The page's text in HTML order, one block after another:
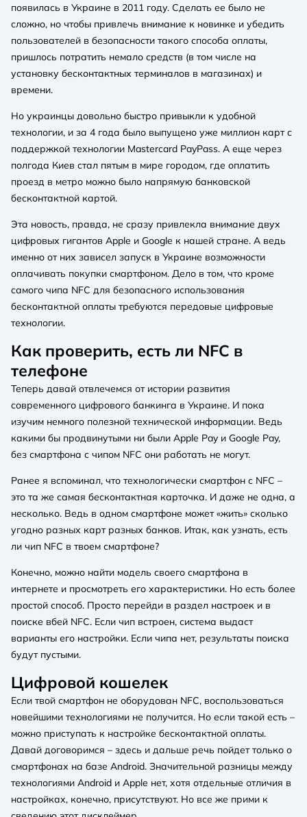
появилась в Украине в 2011 году. Сделать ее было не
сложно, но чтобы привлечь внимание к новинке и убедить
пользователей в безопасности такого способа оплаты,
пришлось потратить немало средств (в том числе на
установку бесконтактных терминалов в магазинах) и
времени.
Но украинцы довольно быстро привыкли к удобной
технологии, и за 4 года было выпущено уже миллион карт с
поддержкой технологии Mastercard PayPass. А еще через
полгода Киев стал пятым в мире городом, где оплатить
проезд в метро можно было напрямую банковской
бесконтактной картой.
Эта новость, правда, не сразу привлекла внимание двух
цифровых гигантов Apple и Google к нашей стране. А ведь
именно от них зависел запуск в Украине возможности
оплачивать покупки смартфоном. Дело в том, что кроме
самого чипа NFC для безопасного использования
бесконтактной оплаты требуются передовые цифровые
технологии.
Как проверить, есть ли NFC в
телефоне
Теперь давай отвлечемся от истории развития
современного цифрового банкинга в Украине. И пока
изучим немного полезной технической информации. Ведь
какими бы продвинутыми ни были Apple Pay и Google Pay,
без смартфона с чипом NFC они работать не могут.
Ранее я вспоминал, что технологически смартфон с NFC –
это та же самая бесконтактная карточка. И даже не одна, а
несколько. Ведь в одном смартфоне может «жить» сколько
угодно разных карт разных банков. Итак, как узнать, есть
ли чип NFC в твоем смартфоне?
Конечно, можно найти модель своего смартфона в
интернете и просмотреть его характеристики. Но есть более
простой способ. Просто перейди в раздел настроек и в
поиске вбей NFC. Если чип встроен, система выдаст
варианты его настройки. Если чипа нет, результаты поиска
будут пустыми.
Цифровой кошелек
Если твой смартфон не оборудован NFC, воспользоваться
новейшими технологиями не получится. Но если такой есть –
можно приступать к настройке бесконтактной оплаты.
Давай договоримся – здесь и дальше речь пойдет только о
смартфонах на базе Android. Значительной разницы между
технологиями Android и Apple нет, хотя отдельные отличия в
настройках, конечно, присутствуют. Но все же прими к